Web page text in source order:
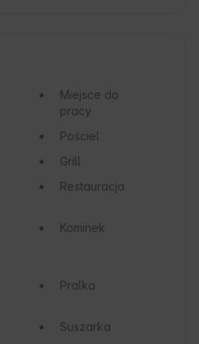
Miejsce do
pracy
Pościel
Grill
Restauracja
Kominek
Pralka
Suszarka